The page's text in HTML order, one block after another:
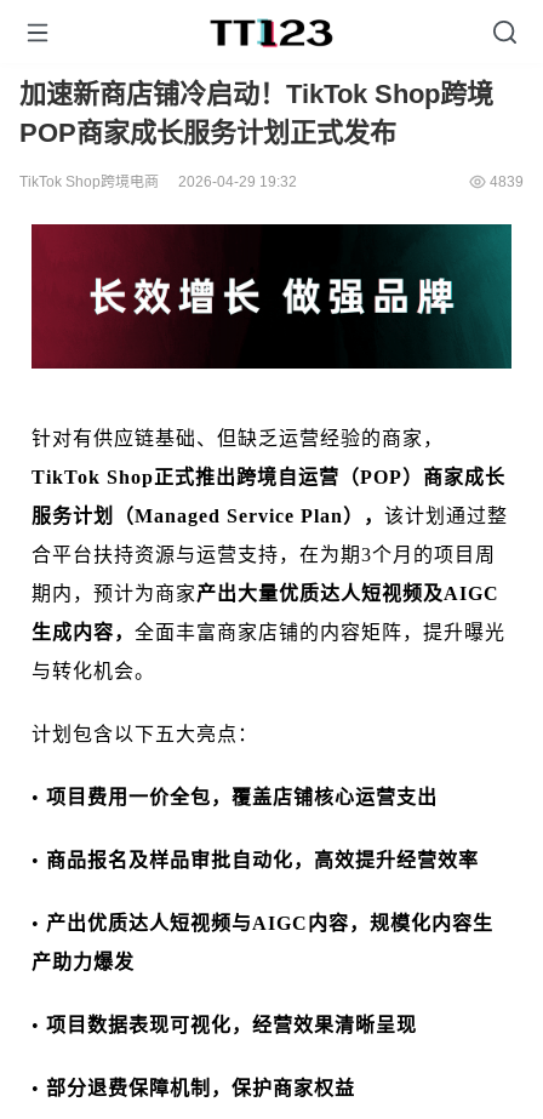
加速新商店铺冷启动！TikTok Shop跨境
POP商家成长服务计划正式发布
TikTok Shop跨境电商 2026-04-29 19:32 4839
针对有供应链基础、但缺乏运营经验的商家，
TikTok Shop正式推出跨境自运营（POP）商家成长
服务计划（Managed Service Plan）， 该计划通过整
合平台扶持资源与运营支持，在为期3个月的项目周
期内，预计为商家产出大量优质达人短视频及AIGC
生成内容， 全面丰富商家店铺的内容矩阵，提升曝光
与转化机会。
计划包含以下五大亮点：
• 项目费用一价全包，覆盖店铺核心运营支出
• 商品报名及样品审批自动化，高效提升经营效率
• 产出优质达人短视频与AIGC内容，规模化内容生
产助力爆发
• 项目数据表现可视化，经营效果清晰呈现
• 部分退费保障机制，保护商家权益